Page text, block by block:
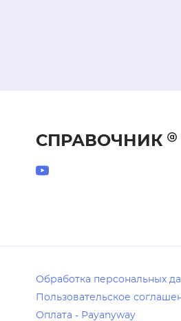
СПРАВОЧНИК
Обработка персональных
Пользовательское
Оплата - Payanyway